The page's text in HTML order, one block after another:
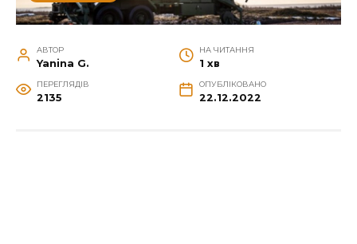
АВТОР
Yanina G.
НА ЧИТАННЯ
1 хв
ПЕРЕГЛЯДІВ
2135
ОПУБЛІКОВАНО
22.12.2022